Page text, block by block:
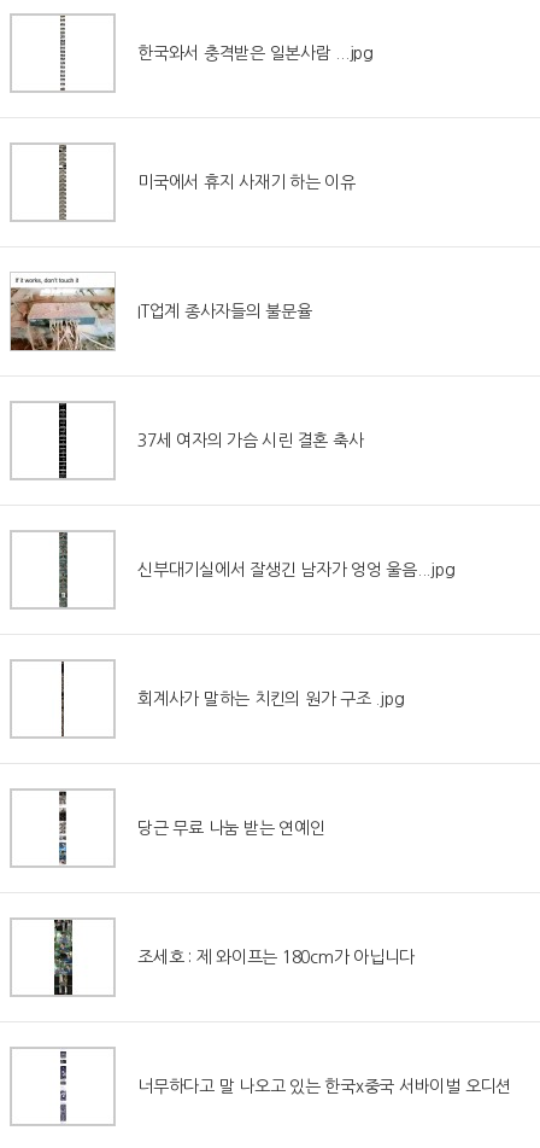
한국와서 충격받은 일본사람 ...jpg
미국에서 휴지 사재기 하는 이유
IT업계 종사자들의 불문율
37세 여자의 가슴 시린 결혼 축사
신부대기실에서 잘생긴 남자가 엉엉 울음...jpg
회계사가 말하는 치킨의 원가 구조 .jpg
당근 무료 나눔 받는 연예인
조세호 : 제 와이프는 180cm가 아닙니다
너무하다고 말 나오고 있는 한국x중국 서바이벌 오디션